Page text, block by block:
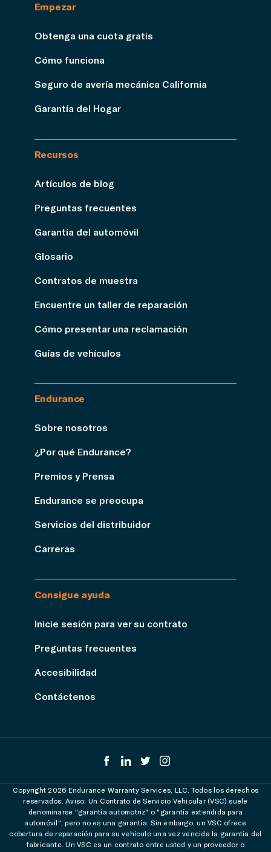
Empezar
Obtenga una cuota gratis
Cómo funciona
Seguro de avería mecánica California
Garantía del Hogar
Recursos
Artículos de blog
Preguntas frecuentes
Garantía del automóvil
Glosario
Contratos de muestra
Encuentre un taller de reparación
Cómo presentar una reclamación
Guías de vehículos
Endurance
Sobre nosotros
¿Por qué Endurance?
Premios y Prensa
Endurance se preocupa
Servicios del distribuidor
Carreras
Consigue ayuda
Inicie sesión para ver su contrato
Preguntas frecuentes
Accesibilidad
Contáctenos
Copyright 2026 Endurance Warranty Services, LLC. Todos los derechos
reservados. Aviso: Un Contrato de Servicio Vehicular (VSC) suele
denominarse "garantía automotriz" o "garantía extendida para
automóvil", pero no es una garantía. Sin embargo, un VSC ofrece
cobertura de reparación para su vehículo una vez vencida la garantía del
fabricante. Un VSC es un contrato entre usted y un proveedor o